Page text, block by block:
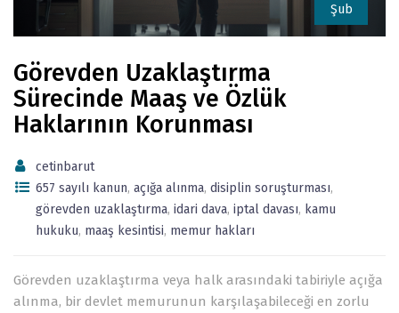
Şub
Görevden Uzaklaştırma
Sürecinde Maaş ve Özlük
Haklarının Korunması
cetinbarut
657 sayılı kanun, açığa alınma, disiplin soruşturması,
görevden uzaklaştırma, idari dava, iptal davası, kamu
hukuku, maaş kesintisi, memur hakları
Görevden uzaklaştırma veya halk arasındaki tabiriyle açığa
alınma, bir devlet memurunun karşılaşabileceği en zorlu